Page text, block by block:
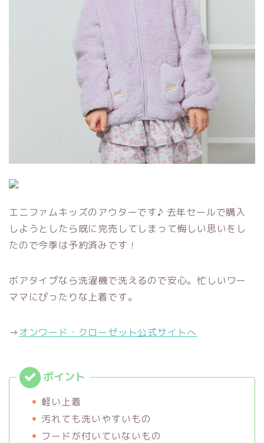
エニファムキッズのアウターです♪ 去年セールで購入
しようとしたら既に完売してしまって悔しい思いをし
たので今季は予約済みです！
ボアタイプなら洗濯機で洗えるので安心。忙しいワー
ママにぴったりな上着です。
→ オンワード・クローゼット公式サイトへ
軽い上着
汚れても洗いやすいもの
フードが付いていないもの